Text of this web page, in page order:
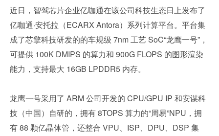
近日，智驾芯片企业亿咖通在该公司科技生态日上发布了
亿咖通·安托拉（ECARX Antora）系列计算平台。平台集
成了芯擎科技研发的的车规级 7nm 工艺 SoC“龙鹰一号”，
可提供 100K DMIPS 的算力和 900G FLOPS 的图形渲染
能力，支持最大 16GB LPDDR5 内存。
龙鹰一号采用了 ARM 公司开发的 CPU/GPU IP 和安谋科
技（中国）自研的，拥有 8TOPS 算力的“周易”NPU，拥
有 88 颗亿晶体管，还整合 VPU、ISP、DPU、DSP 集